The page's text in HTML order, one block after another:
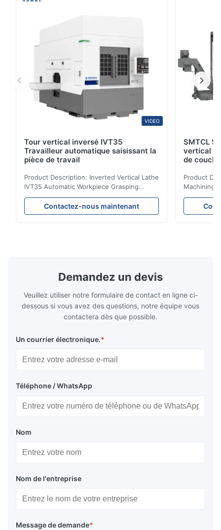
VIDEO
Tour vertical inversé IVT35
Travailleur automatique saisissant la
pièce de travail
Product Description: Inverted Vertical Lathe
IVT35 Automatic Workpiece Grasping
Automated Production Line CNC Lathe
IVT35 automated production line stands
out with standardized modular design and
layout, it integrates turning, drilling and
boring for multi-process machining. Ideal
Contactez-nous maintenant
SMTCL 5
vertical
de
Product
Machining
Mineral
Machining
for the
Demandez un devis
Veuillez utiliser notre formulaire de contact en ligne ci-
dessous si vous avez des questions, notre équipe vous
contactera dès que possible.
Un courrier électronique.*
Téléphone / WhatsApp
Nom
Nom de l'entreprise
Message de demande*